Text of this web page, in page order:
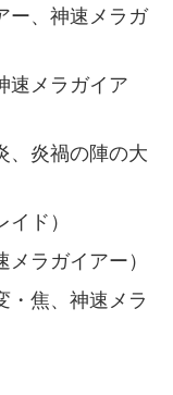
ー、神速メラガ
速メラガイア
、炎禍の陣の大
ド）
ラガイアー）
・焦、神速メラ